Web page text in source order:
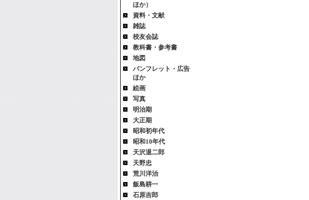
ほか）
資料・文献
雑誌
校友会誌
教科書・参考書
地図
パンフレット・広告
ほか
絵画
写真
明治期
大正期
昭和初年代
昭和10年代
天沢退二郎
天野忠
荒川洋治
飯島耕一
石原吉郎